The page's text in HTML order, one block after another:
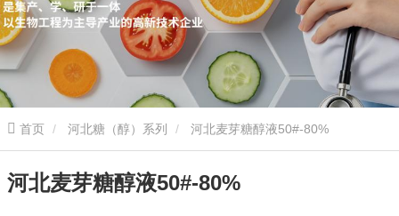
首页 河北糖（醇）系列 河北麦芽糖醇液50#-80%
河北麦芽糖醇液50#-80%